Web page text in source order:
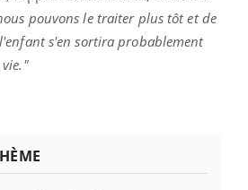
pouvons le traiter plus tôt et de
s'en sortira probablement